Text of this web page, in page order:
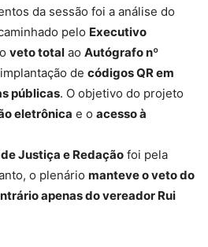
da sessão foi a análise do
pelo Executivo
veto total ao Autógrafo nº
de códigos QR em
públicas. O objetivo do projeto
eletrônica e o acesso à
Justiça e Redação foi pela
o plenário manteve o veto do
apenas do vereador Rui